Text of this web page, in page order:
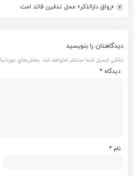
7 «رواق دارالذکر» محل تدفین قائد امت
دیدگاهتان را بنویسید
نشانی ایمیل شما منتشر نخواهد شد. بخش‌های
دیدگاه *
نام *